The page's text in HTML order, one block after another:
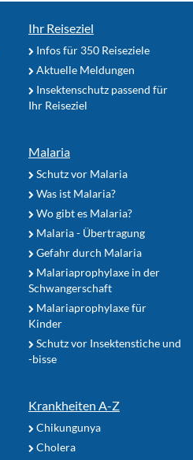
Ihr Reiseziel
Infos für 350 Reiseziele
Aktuelle Meldungen
Insektenschutz passend für
Ihr Reiseziel
Malaria
Schutz vor Malaria
Was ist Malaria?
Wo gibt es Malaria?
Malaria - Übertragung
Gefahr durch Malaria
Malariaprophylaxe in der
Schwangerschaft
Malariaprophylaxe für
Kinder
Schutz vor Insektenstiche und
-bisse
Krankheiten A-Z
Chikungunya
Cholera